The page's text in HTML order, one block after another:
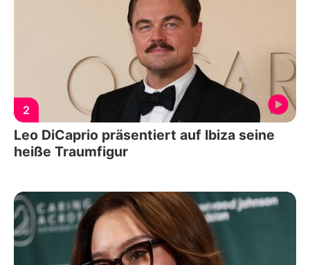
2
Leo DiCaprio präsentiert auf Ibiza seine
heiße Traumfigur